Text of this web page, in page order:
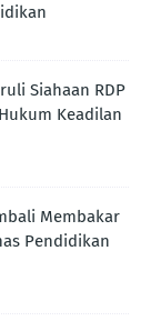
Siahaan RDP
Keadilan
Membakar
Pendidikan